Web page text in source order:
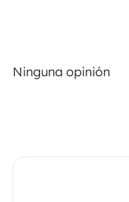
Ninguna opinión